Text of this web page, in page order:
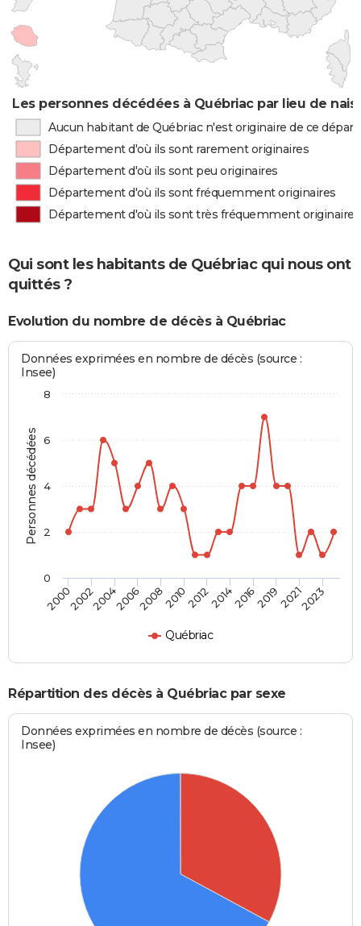
Les personnes décédées à Québriac par lieu de
Aucun habitant de Québriac n'est originaire de ce
Département d'où ils sont rarement originaires
Département d'où ils sont peu originaires
Département d'où ils sont fréquemment originaires
Département d'où ils sont très fréquemment originaires
Qui sont les habitants de Québriac qui nous ont
quittés ?
Evolution du nombre de décès à Québriac
Personnes décédées
Données exprimées en nombre de décès (source :
Insee)
Québriac
200020022004200620082010201220142016201920212023
0
2
4
6
8
Répartition des décès à Québriac par sexe
Données exprimées en nombre de décès (source :
Insee)